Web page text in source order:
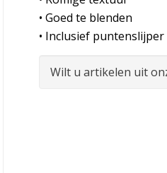
• Goed te blenden
• Inclusief puntenslijper
Wilt u artikelen uit